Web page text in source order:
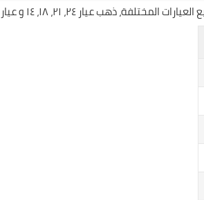
المختلفة، ذهب عيار ٢٤، ٢١، ١٨، ١٤ و عيار ١٠٠.